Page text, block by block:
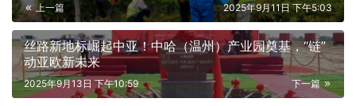
上一篇 2025年9月11日 下午5:03
丝路新地标崛起中亚！中哈（温州）产业园奠基，“链”
动亚欧新未来
下一篇
2025年9月13日 下午10:59